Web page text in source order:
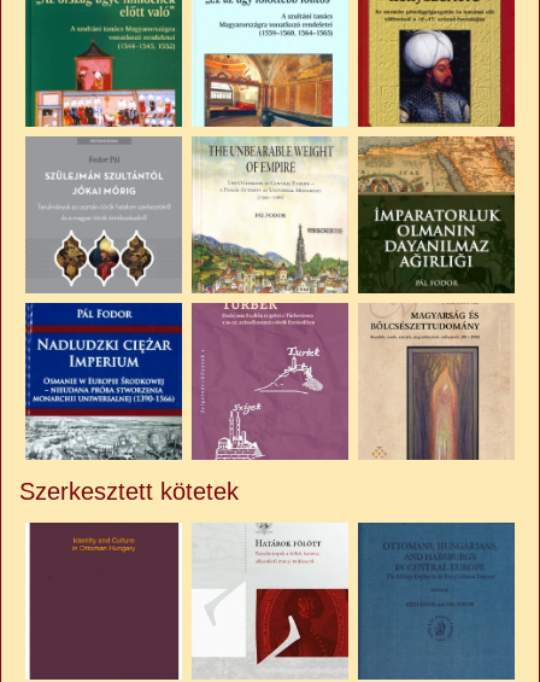
Szerkesztett kötetek